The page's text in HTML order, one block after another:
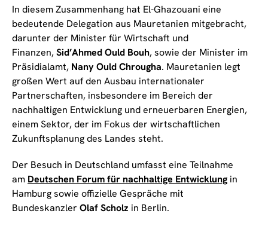
In diesem Zusammenhang hat El-Ghazouani eine
bedeutende Delegation aus Mauretanien mitgebracht,
darunter der Minister für Wirtschaft und
Finanzen,Sid’Ahmed Ould Bouh, sowie der Minister im
Präsidialamt, Nany Ould Chrougha. Mauretanien legt
großen Wert auf den Ausbau internationaler
Partnerschaften, insbesondere im Bereich der
nachhaltigen Entwicklung und erneuerbaren Energien,
einem Sektor, der im Fokus der wirtschaftlichen
Zukunftsplanung des Landes steht.
Der Besuch in Deutschland umfasst eine Teilnahme
am Deutschen Forum für nachhaltige Entwicklung in
Hamburg sowie offizielle Gespräche mit
Bundeskanzler Olaf Scholz in Berlin.